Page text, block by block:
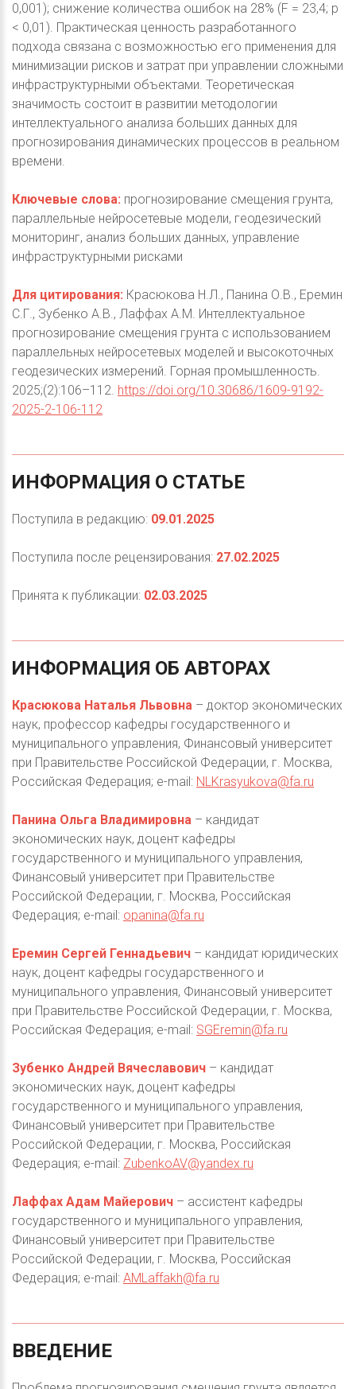
0,001); снижение количества ошибок на 28% (F = 23,4; p
< 0,01). Практическая ценность разработанного
подхода связана с возможностью его применения для
минимизации рисков и затрат при управлении сложными
инфраструктурными объектами. Теоретическая
значимость состоит в развитии методологии
интеллектуального анализа больших данных для
прогнозирования динамических процессов в реальном
времени.
Ключевые слова: прогнозирование смещения грунта,
параллельные нейросетевые модели, геодезический
мониторинг, анализ больших данных, управление
инфраструктурными рисками
Для цитирования: Красюкова Н.Л., Панина О.В., Еремин
С.Г., Зубенко А.В., Лаффах А.М. Интеллектуальное
прогнозирование смещения грунта с использованием
параллельных нейросетевых моделей и высокоточных
геодезических измерений. Горная промышленность.
2025;(2):106–112. https://doi.org/10.30686/1609-9192-
2025-2-106-112
ИНФОРМАЦИЯ О СТАТЬЕ
Поступила в редакцию: 09.01.2025
Поступила после рецензирования: 27.02.2025
Принята к публикации: 02.03.2025
ИНФОРМАЦИЯ ОБ АВТОРАХ
Красюкова Наталья Львовна – доктор экономических
наук, профессор кафедры государственного и
муниципального управления, Финансовый университет
при Правительстве Российской Федерации, г. Москва,
Российская Федерация; e-mail: NLKrasyukova@fa.ru
Панина Ольга Владимировна – кандидат
экономических наук, доцент кафедры
государственного и муниципального управления,
Финансовый университет при Правительстве
Российской Федерации, г. Москва, Российская
Федерация; e-mail: opanina@fa.ru
Еремин Сергей Геннадьевич – кандидат юридических
наук, доцент кафедры государственного и
муниципального управления, Финансовый университет
при Правительстве Российской Федерации, г. Москва,
Российская Федерация; e-mail: SGEremin@fa.ru
Зубенко Андрей Вячеславович – кандидат
экономических наук, доцент кафедры
государственного и муниципального управления,
Финансовый университет при Правительстве
Российской Федерации, г. Москва, Российская
Федерация; e-mail: ZubenkoAV@yandex.ru
Лаффах Адам Майерович – ассистент кафедры
государственного и муниципального управления,
Финансовый университет при Правительстве
Российской Федерации, г. Москва, Российская
Федерация; e-mail: AMLaffakh@fa.ru
ВВЕДЕНИЕ